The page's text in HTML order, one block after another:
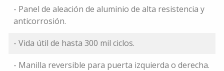
- Panel de aleación de aluminio de alta resistencia y
anticorrosión.
- Vida útil de hasta 300 mil ciclos.
- Manilla reversible para puerta izquierda o derecha.